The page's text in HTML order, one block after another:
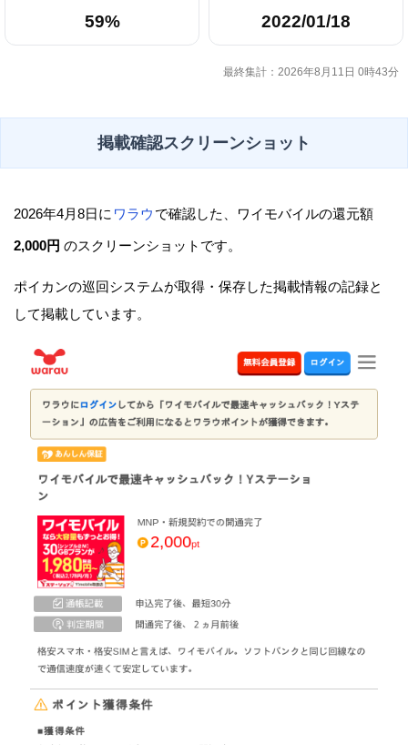
59% 2022/01/18
最終集計：2026年8月11日 0時43分
掲載確認スクリーンショット
2026年4月8日に ワラウ で確認した、ワイモバイルの還元額
2,000円 のスクリーンショットです。
ポイカンの巡回システムが取得・保存した掲載情報の記録と
して掲載しています。